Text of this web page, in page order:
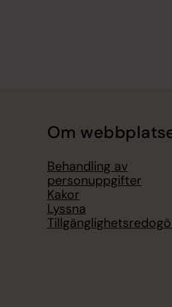
Om
Behandling av
personuppgifter
Kakor
Lyssna